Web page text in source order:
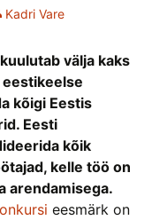
Kadri Vare
välja kaks
kõigi Eestis
Eesti
kõik
kelle töö on
arendamisega.
eesmärk on